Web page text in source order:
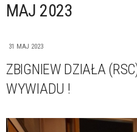
MAJ 2023
31 MAJ 2023
ZBIGNIEW DZIAŁA
WYWIADU !